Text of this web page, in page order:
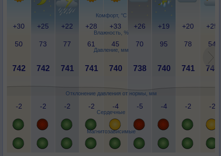
Комфорт, °C
Влажность, %
Давление, мм
Отклонение давления от нормы, мм
Сердечные
Магнитозависимые
+30 +25 +22 +28 +33 +26 +19 +20 +25
50 73 77 61 45 70 95 78 54
742 742 741 741 740 738 740 741 741
-2 -2 -2 -2 -4 -5 -4 -2 -2